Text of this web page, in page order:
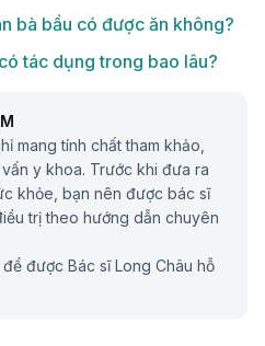
bà bầu có được ăn không?
tác dụng trong bao lâu?
mang tính chất tham khảo,
y khoa. Trước khi đưa ra
khỏe, bạn nên được bác sĩ
trị theo hướng dẫn chuyên
để được Bác sĩ Long Châu hỗ